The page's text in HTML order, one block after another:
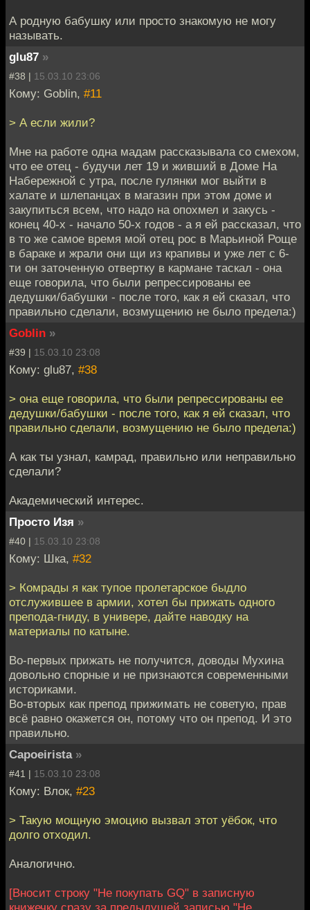
А родную бабушку или просто знакомую не могу
называть.
glu87 »
#38 | 15.03.10 23:06
Кому: Goblin, #11
> А если жили?
Мне на работе одна мадам рассказывала со смехом,
что ее отец - будучи лет 19 и живший в Доме На
Набережной с утра, после гулянки мог выйти в
халате и шлепанцах в магазин при этом доме и
закупиться всем, что надо на опохмел и закусь -
конец 40-х - начало 50-х годов - а я ей рассказал, что
в то же самое время мой отец рос в Марьиной Роще
в бараке и жрали они щи из крапивы и уже лет с 6-
ти он заточенную отвертку в кармане таскал - она
еще говорила, что были репрессированы ее
дедушки/бабушки - после того, как я ей сказал, что
правильно сделали, возмущению не было предела:)
Goblin »
#39 | 15.03.10 23:08
Кому: glu87, #38
> она еще говорила, что были репрессированы ее
дедушки/бабушки - после того, как я ей сказал, что
правильно сделали, возмущению не было предела:)
А как ты узнал, камрад, правильно или неправильно
сделали?
Академический интерес.
Просто Изя »
#40 | 15.03.10 23:08
Кому: Шка, #32
> Комрады я как тупое пролетарское быдло
отслужившее в армии, хотел бы прижать одного
препода-гниду, в универе, дайте наводку на
материалы по катыне.
Во-первых прижать не получится, доводы Мухина
довольно спорные и не признаются современными
историками.
Во-вторых как препод прижимать не советую, прав
всё равно окажется он, потому что он препод. И это
правильно.
Capoeirista »
#41 | 15.03.10 23:08
Кому: Влок, #23
> Такую мощную эмоцию вызвал этот уёбок, что
долго отходил.
Аналогично.
[Вносит строку "Не покупать GQ" в записную